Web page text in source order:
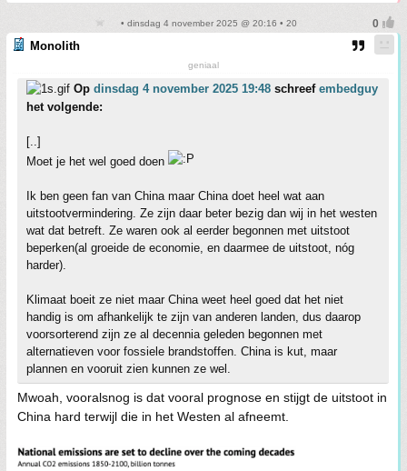
• dinsdag 4 november 2025 @ 20:16 • 20
Monolith
geniaal
Op dinsdag 4 november 2025 19:48 schreef embedguy
het volgende:
[..]
Moet je het wel goed doen
Ik ben geen fan van China maar China doet heel wat aan
uitstootvermindering. Ze zijn daar beter bezig dan wij in het westen
wat dat betreft. Ze waren ook al eerder begonnen met uitstoot
beperken(al groeide de economie, en daarmee de uitstoot, nóg
harder).
Klimaat boeit ze niet maar China weet heel goed dat het niet
handig is om afhankelijk te zijn van anderen landen, dus daarop
voorsorterend zijn ze al decennia geleden begonnen met
alternatieven voor fossiele brandstoffen. China is kut, maar
plannen en vooruit zien kunnen ze wel.
Mwoah, vooralsnog is dat vooral prognose en stijgt de uitstoot in
China hard terwijl die in het Westen al afneemt.